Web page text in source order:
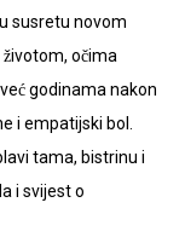
susretu novom
očima
godinama nakon
i empatijski bol.
tama, bistrinu i
i svijest o